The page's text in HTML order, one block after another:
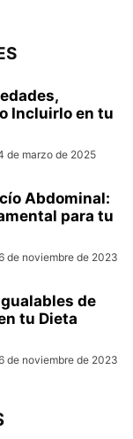
Incluirlo en tu
de marzo de 2025
Abdominal:
para tu
de noviembre de 2023
de
tu Dieta
de noviembre de 2023